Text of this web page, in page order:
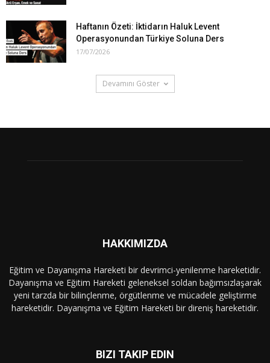
Haftanın Özeti: İktidarın Haluk Levent
Operasyonundan Türkiye Soluna Ders
17/07/2026
Devamını Göster
HAKKIMIZDA
Eğitim ve Dayanışma Hareketi bir devrimci-yenilenme hareketidir.
Dayanışma ve Eğitim Hareketi geleneksel soldan bağımsızlaşarak
yeni tarzda bir bilinçlenme, örgütlenme ve mücadele geliştirme
hareketidir. Dayanışma ve Eğitim Hareketi bir direniş hareketidir.
BIZI TAKIP EDIN